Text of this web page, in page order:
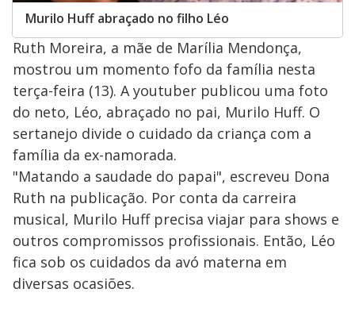
Murilo Huff abraçado no filho Léo
Ruth Moreira, a mãe de Marília Mendonça,
mostrou um momento fofo da família nesta
terça-feira (13). A youtuber publicou uma foto
do neto, Léo, abraçado no pai, Murilo Huff. O
sertanejo divide o cuidado da criança com a
família da ex-namorada.
"Matando a saudade do papai", escreveu Dona
Ruth na publicação. Por conta da carreira
musical, Murilo Huff precisa viajar para shows e
outros compromissos profissionais. Então, Léo
fica sob os cuidados da avó materna em
diversas ocasiões.